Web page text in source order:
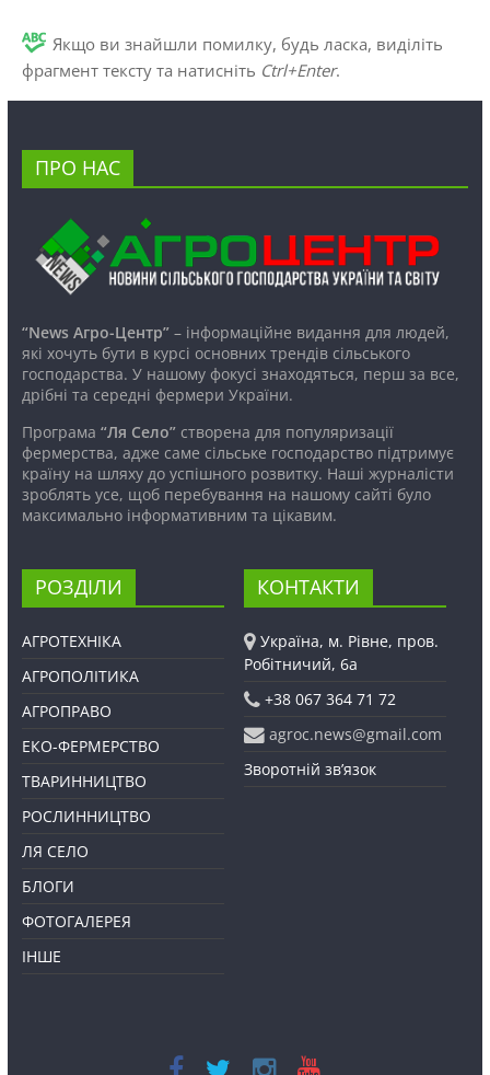
Якщо ви знайшли помилку, будь ласка, виділіть
фрагмент тексту та натисніть Ctrl+Enter.
ПРО НАС
“News Агро-Центр”– інформаційне видання для людей,
які хочуть бути в курсі основних трендів сільського
господарства. У нашому фокусі знаходяться, перш за все,
дрібні та середні фермери України.
Програма “Ля Село”створена для популяризації
фермерства, адже саме сільське господарство підтримує
країну на шляху до успішного розвитку. Наші журналісти
зроблять усе, щоб перебування на нашому сайті було
максимально інформативним та цікавим.
РОЗДІЛИ
АГРОТЕХНІКА
АГРОПОЛІТИКА
АГРОПРАВО
ЕКО-ФЕРМЕРСТВО
ТВАРИННИЦТВО
РОСЛИННИЦТВО
ЛЯ СЕЛО
БЛОГИ
ФОТОГАЛЕРЕЯ
ІНШЕ
КОНТАКТИ
Україна, м. Рівне, пров.
Робітничий, 6а
+38 067 364 71 72
agroc.news@gmail.com
Зворотній зв’язок